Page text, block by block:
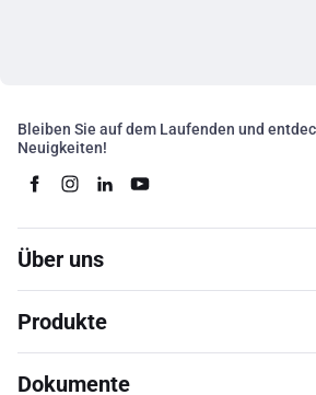
Bleiben Sie auf dem Laufenden und
Neuigkeiten!
Über uns
Produkte
Dokumente